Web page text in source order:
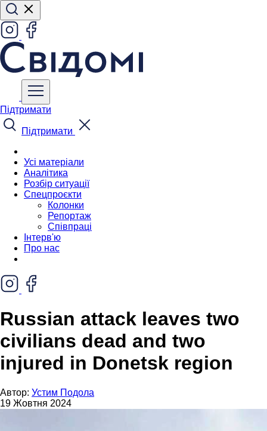
Підтримати
Підтримати
Усі матеріали
Аналітика
Розбір ситуації
Спецпроєкти
Колонки
Репортаж
Співпраці
Інтерв'ю
Про нас
Russian attack leaves two
civilians dead and two
injured in Donetsk region
Автор: Устим Подола
19 Жовтня 2024